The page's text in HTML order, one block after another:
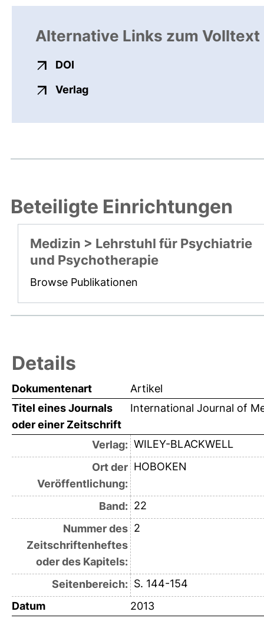
Alternative Links zum Volltext
DOI
Verlagexterner Link, öffnet neues
Beteiligte Einrichtungen
Medizin > Lehrstuhl für Psychiatrie
und Psychotherapie
Browse Publikationen
Details
Dokumentenart
Artikel
Titel eines Journals
oder einer Zeitschrift
International Journal of
Verlag: WILEY-BLACKWELL
Ort der
Veröffentlichung:
HOBOKEN
Band: 22
Nummer des
Zeitschriftenheftes
oder des Kapitels:
2
Seitenbereich: S. 144-154
Datum
2013